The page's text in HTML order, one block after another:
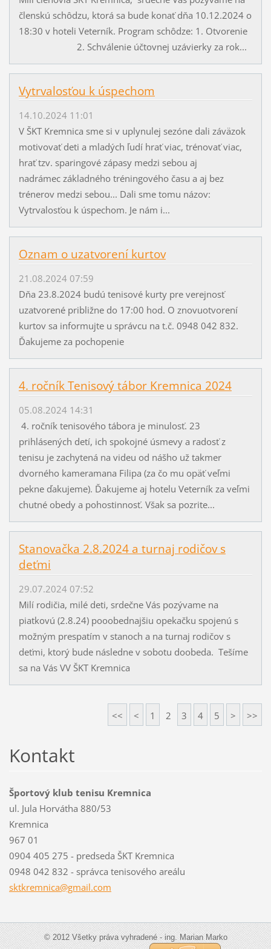
členskú schôdzu, ktorá sa bude konať dňa 10.12.2024 o
18:30 v hoteli Veterník. Program schôdze: 1. Otvorenie
2. Schválenie účtovnej uzávierky za rok...
Vytrvalosťou k úspechom
14.10.2024 11:01
V ŠKT Kremnica sme si v uplynulej sezóne dali záväzok
motivovať deti a mladých ľudí hrať viac, trénovať viac,
hrať tzv. sparingové zápasy medzi sebou aj
nadrámec základného tréningového času a aj bez
trénerov medzi sebou... Dali sme tomu názov:
Vytrvalosťou k úspechom. Je nám i...
Oznam o uzatvorení kurtov
21.08.2024 07:59
Dňa 23.8.2024 budú tenisové kurty pre verejnosť
uzatvorené približne do 17:00 hod. O znovuotvorení
kurtov sa informujte u správcu na t.č. 0948 042 832.
Ďakujeme za pochopenie
4. ročník Tenisový tábor Kremnica 2024
05.08.2024 14:31
4. ročník tenisového tábora je minulosť. 23
prihlásených detí, ich spokojné úsmevy a radosť z
tenisu je zachytená na videu od nášho už takmer
dvorného kameramana Filipa (za čo mu opäť veľmi
pekne ďakujeme). Ďakujeme aj hotelu Veterník za veľmi
chutné obedy a pohostinnosť. Však sa pozrite...
Stanovačka 2.8.2024 a turnaj rodičov s
deťmi
29.07.2024 07:52
Milí rodičia, milé deti, srdečne Vás pozývame na
piatkovú (2.8.24) pooobednajšiu opekačku spojenú s
možným prespatím v stanoch a na turnaj rodičov s
deťmi, ktorý bude následne v sobotu doobeda. Tešíme
sa na Vás VV ŠKT Kremnica
<< < 1 2 3 4 5 > >>
Kontakt
Športový klub tenisu Kremnica
ul. Jula Horvátha 880/53
Kremnica
967 01
0904 405 275 - predseda ŠKT Kremnica
0948 042 832 - správca tenisového areálu
sktkremnica@gmail.com
© 2012 Všetky práva vyhradené - ing. Marian Marko